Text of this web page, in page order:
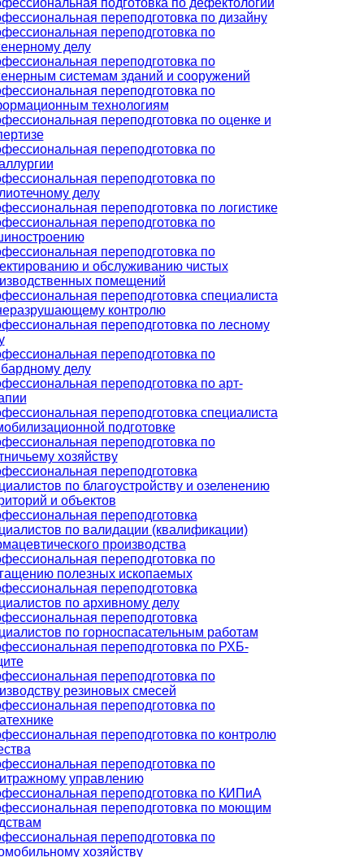
переподготовка по дизайну
переподготовка по
делу
переподготовка по
системам зданий и сооружений
переподготовка по
технологиям
переподготовка по оценке и
переподготовка по
переподготовка по
делу
переподготовка по логистике
переподготовка по
переподготовка по
и обслуживанию чистых
помещений
переподготовка специалиста
контролю
переподготовка по лесному
переподготовка по
делу
переподготовка по арт-
переподготовка специалиста
подготовке
переподготовка по
хозяйству
переподготовка
по благоустройству и озеленению
и объектов
переподготовка
по валидации (квалификации)
производства
переподготовка по
полезных ископаемых
переподготовка
по архивному делу
переподготовка
по горноспасательным работам
переподготовка по РХБ-
переподготовка по
резиновых смесей
переподготовка по
переподготовка по контролю
переподготовка по
управлению
переподготовка по КИПиА
переподготовка по моющим
переподготовка по
хозяйству